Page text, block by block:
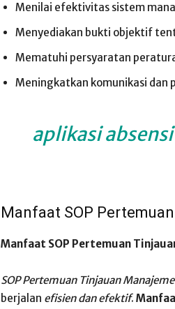
Menilai efektivitas sistem
Menyediakan bukti objektif
Mematuhi persyaratan
Meningkatkan komunikasi dan
aplikasi
Manfaat SOP
Manfaat SOP Pertemuan
SOP Pertemuan Tinjauan
berjalan efisien dan efektif.